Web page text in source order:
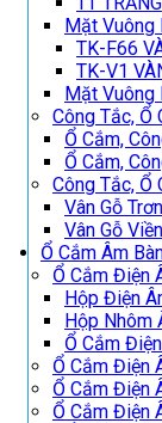
Mặt Vuông
TK-F66
TK-V1
Mặt Vuông
Công Tắc, Ổ
Ổ Cắm,
Ổ Cắm,
Công Tắc, Ổ
Vân Gỗ Trơn
Vân Gỗ
Ổ Cắm Âm
Ổ Cắm Điện
Hộp Điện
Hộp Nhôm
Ổ Cắm
Ổ Cắm Điện
Ổ Cắm Điện
Ổ Cắm Điện